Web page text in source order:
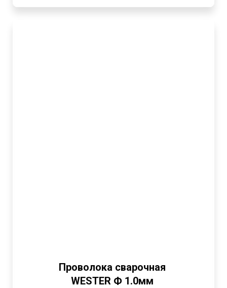
Проволока сварочная
WESTER Ф 1.0мм